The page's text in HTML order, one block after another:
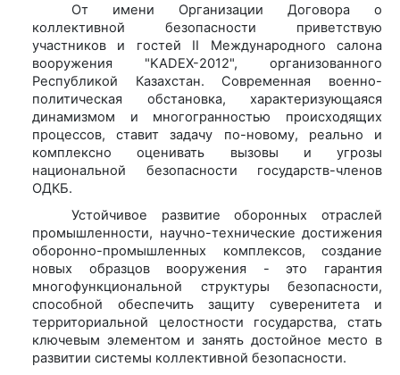
От имени Организации Договора о
коллективной безопасности приветствую
участников и гостей II Международного салона
вооружения "KADEX-2012", организованного
Республикой Казахстан. Современная военно-
политическая обстановка, характеризующаяся
динамизмом и многогранностью происходящих
процессов, ставит задачу по-новому, реально и
комплексно оценивать вызовы и угрозы
национальной безопасности государств-членов
ОДКБ.
Устойчивое развитие оборонных отраслей
промышленности, научно-технические достижения
оборонно-промышленных комплексов, создание
новых образцов вооружения - это гарантия
многофункциональной структуры безопасности,
способной обеспечить защиту суверенитета и
территориальной целостности государства, стать
ключевым элементом и занять достойное место в
развитии системы коллективной безопасности.